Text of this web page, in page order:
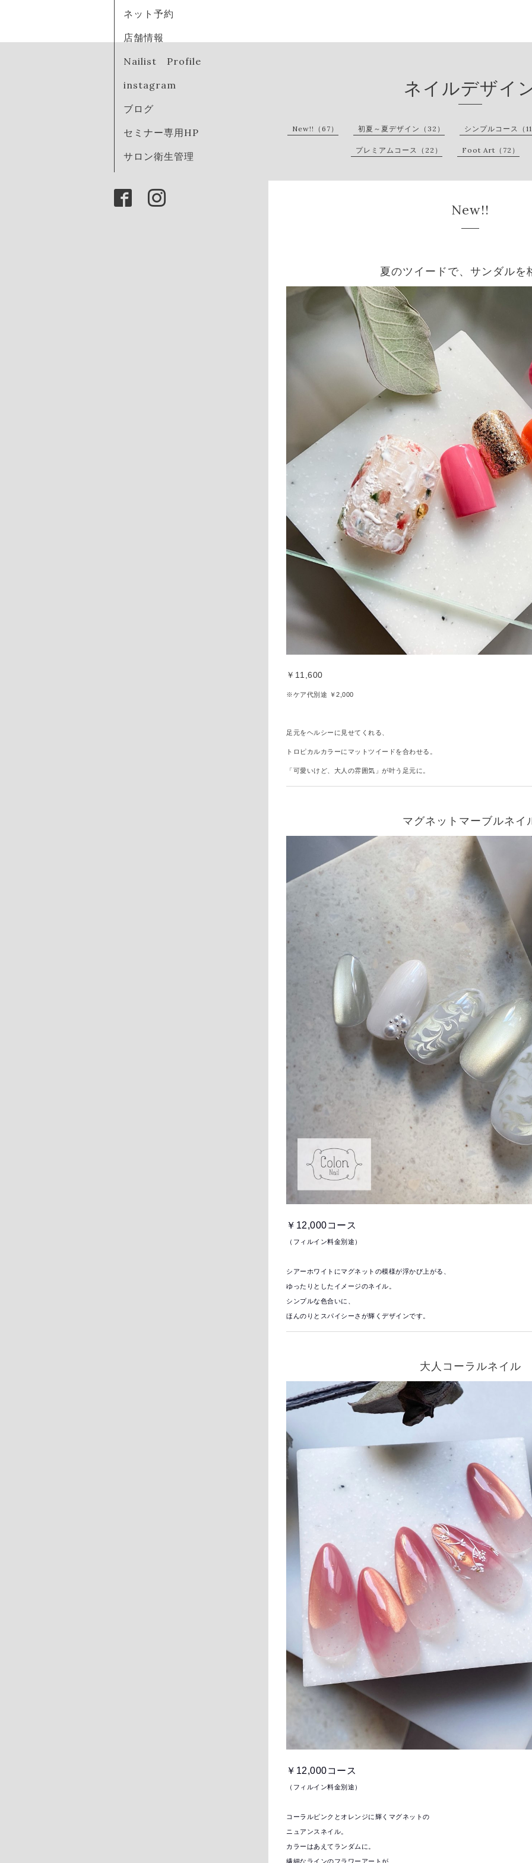
ネット予約
店舗情報
Nailist Profile
instagram
ブログ
セミナー専用HP
サロン衛生管理
ネイルデザイ
New!!（67） 初夏～夏デザイン（32） シンプルコース（
プレミアムコース（22） Foot Art（72）
New!!
夏のツイードで、サンダルを
￥11,600
※ケア代別途 ￥2,000
足元をヘルシーに見せてくれる、
トロピカルカラーにマットツイードを合わせる。
「可愛いけど、大人の雰囲気」が叶う足元に。
マグネットマーブルネイ
￥12,000コース
（フィルイン料金別途）
シアーホワイトにマグネットの模様が浮かび上がる、
ゆったりとしたイメージのネイル。
シンプルな色合いに、
ほんのりとスパイシーさが輝くデザインです。
大人コーラルネイル
￥12,000コース
（フィルイン料金別途）
コーラルピンクとオレンジに輝くマグネットの
ニュアンスネイル。
カラーはあえてランダムに。
繊細なラインのフラワーアートが